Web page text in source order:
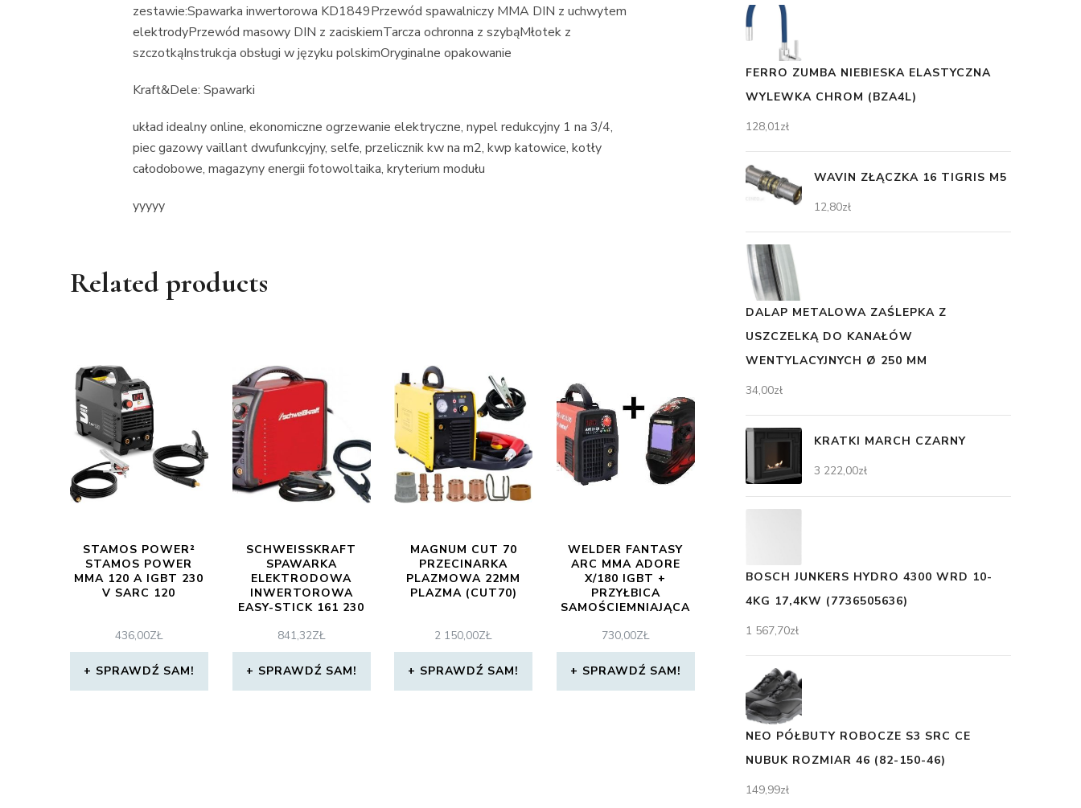
zestawie:Spawarka inwertorowa KD1849Przewód spawalniczy MMA DIN z uchwytem
elektrodyPrzewód masowy DIN z zaciskiemTarcza ochronna z szybąMłotek z
szczotkąInstrukcja obsługi w języku polskimOryginalne opakowanie
Kraft&Dele: Spawarki
układ idealny online, ekonomiczne ogrzewanie elektryczne, nypel redukcyjny 1 na 3/4,
piec gazowy vaillant dwufunkcyjny, selfe, przelicznik kw na m2, kwp katowice, kotły
całodobowe, magazyny energii fotowoltaika, kryterium modułu
yyyyy
Related products
STAMOS POWER²
STAMOS POWER
MMA 120 A IGBT 230
V SARC 120
436,00ZŁ
SPRAWDŹ SAM!
SCHWEISSKRAFT
SPAWARKA
ELEKTRODOWA
INWERTOROWA
EASY-STICK 161 230
841,32ZŁ
SPRAWDŹ SAM!
MAGNUM CUT 70
PRZECINARKA
PLAZMOWA 22MM
PLAZMA (CUT70)
2 150,00ZŁ
SPRAWDŹ SAM!
WELDER FANTASY
ARC MMA ADORE
X/180 IGBT +
PRZYŁBICA
SAMOŚCIEMNIAJĄCA
730,00ZŁ
SPRAWDŹ SAM!
FERRO ZUMBA NIEBIESKA ELASTYCZNA
WYLEWKA CHROM (BZA4L)
128,01zł
WAVIN ZŁĄCZKA 16 TIGRIS M5
12,80zł
DALAP METALOWA ZAŚLEPKA Z
USZCZELKĄ DO KANAŁÓW
WENTYLACYJNYCH Ø 250 MM
34,00zł
KRATKI MARCH CZARNY
3 222,00zł
BOSCH JUNKERS HYDRO 4300 WRD 10-
4KG 17,4KW (7736505636)
1 567,70zł
NEO PÓŁBUTY ROBOCZE S3 SRC CE
NUBUK ROZMIAR 46 (82-150-46)
149,99zł